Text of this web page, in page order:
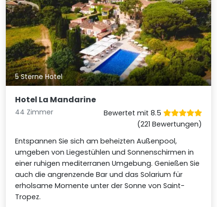
5 Sterne Hotel
Hotel La Mandarine
44 Zimmer
Bewertet mit 8.5
(221 Bewertungen)
Entspannen Sie sich am beheizten Außenpool,
umgeben von Liegestühlen und Sonnenschirmen in
einer ruhigen mediterranen Umgebung. Genießen Sie
auch die angrenzende Bar und das Solarium für
erholsame Momente unter der Sonne von Saint-
Tropez.